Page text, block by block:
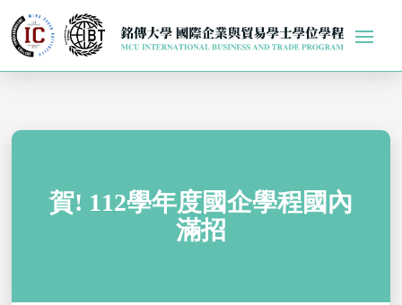
賀! 112學年度國企學程國內
滿招